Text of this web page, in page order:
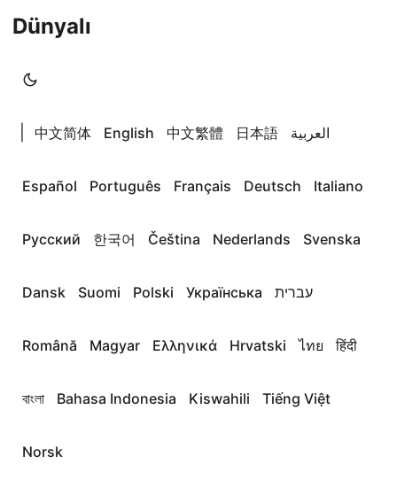
Dünyalı
中文简体 English 中文繁體 日本語 العربية
Español Português Français Deutsch Italiano
Русский 한국어 Čeština Nederlands Svenska
Dansk Suomi Polski Українська עברית
Română Magyar Ελληνικά Hrvatski ไทย हिंदी
বাংলা Bahasa Indonesia Kiswahili Tiếng Việt
Norsk